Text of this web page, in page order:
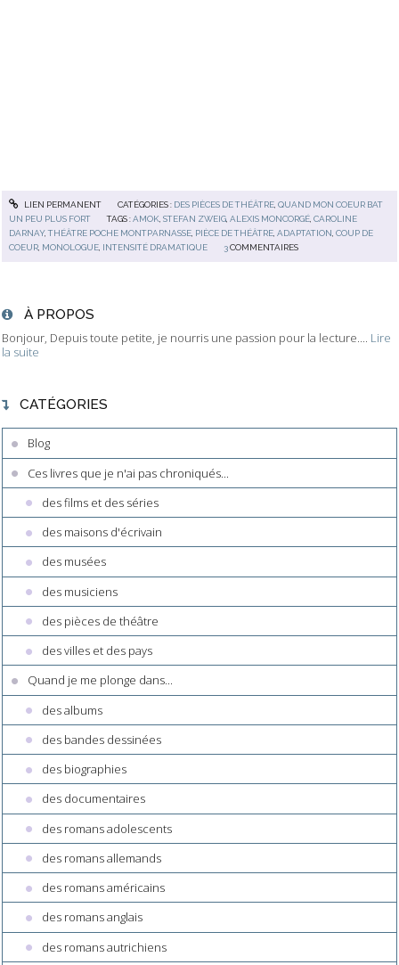
LIEN PERMANENT CATÉGORIES : DES PIÈCES DE THÉÂTRE, QUAND MON COEUR BAT
UN PEU PLUS FORT
TAGS :AMOK ,STEFAN ZWEIG ,ALEXIS MONCORGÉ ,CAROLINE
DARNAY,THÉÂTRE POCHE MONTPARNASSE PIÈCE DE THÉÂTRE ,ADAPTATION ,COUP DE
COEUR MONOLOGUE INTENSITÉ DRAMATIQUE 3 COMMENTAIRES
À PROPOS
Bonjour, Depuis toute petite, je nourris une passion pour la lecture.... Lire
la suite
CATÉGORIES
Blog
Ces livres que je n'ai pas chroniqués...
des films et des séries
des maisons d'écrivain
des musées
des musiciens
des pièces de théâtre
des villes et des pays
Quand je me plonge dans...
des albums
des bandes dessinées
des biographies
des documentaires
des romans adolescents
des romans allemands
des romans américains
des romans anglais
des romans autrichiens